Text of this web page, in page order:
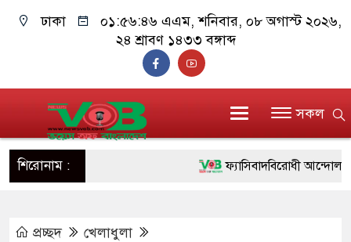
ঢাকা ০১:৫৬:৪৬ এএম, শনিবার, ০৮ অগাস্ট ২০২৬,
২৪ শ্রাবণ ১৪৩৩ বঙ্গাব্দ
সকল
শিরোনাম : ফ্যাসিবাদবিরোধী আন্দোলনে
প্রচ্ছদ
খেলাধুলা